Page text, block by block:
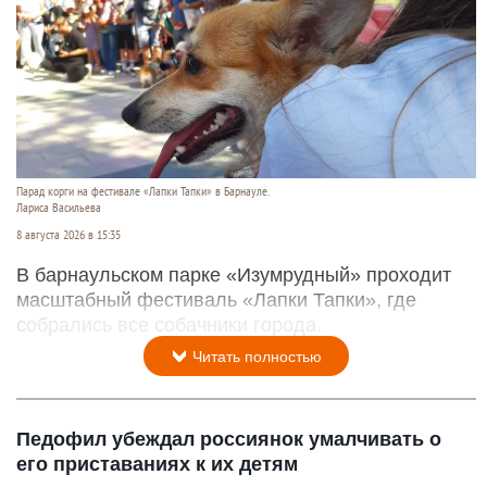
Парад корги на фестивале «Лапки Тапки» в Барнауле.
Лариса Васильева
8 августа 2026 в 15:35
В барнаульском парке «Изумрудный» проходит
масштабный фестиваль «Лапки Тапки», где
собрались все собачники города.
Читать полностью
Педофил убеждал россиянок умалчивать о
его приставаниях к их детям